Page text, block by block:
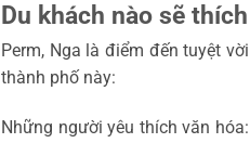
Du khách nào sẽ
Perm, Nga là điểm đến tuyệt
thành phố này:
Những người yêu thích văn